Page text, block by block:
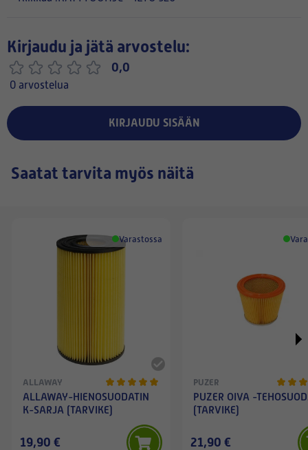
Kirjaudu ja jätä arvostelu:
0,0
0 arvostelua
KIRJAUDU SISÄÄN
Saatat tarvita myös näitä
Varastossa
ALLAWAY
ALLAWAY-HIENOSUODATIN
K-SARJA (TARVIKE)
19,90 €
PUZER
PUZER OIVA -
(TARVIKE)
21,90 €